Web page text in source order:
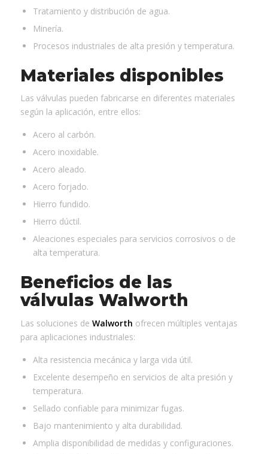
Tratamiento y distribución de agua.
Minería.
Procesos industriales de alta presión y temperatura.
Materiales disponibles
Las válvulas pueden fabricarse en diferentes materiales
según la aplicación, entre ellos:
Acero al carbón.
Acero inoxidable.
Acero aleado.
Acero forjado.
Hierro fundido.
Hierro dúctil.
Aleaciones especiales para servicios corrosivos o de
alta temperatura.
Beneficios de las
válvulas Walworth
Las soluciones de Walworth ofrecen múltiples ventajas
para aplicaciones industriales:
Alta resistencia mecánica y larga vida útil.
Excelente desempeño en servicios de alta presión y
temperatura.
Sellado confiable para minimizar fugas.
Bajo mantenimiento y alta durabilidad.
Amplia disponibilidad de medidas y configuraciones.